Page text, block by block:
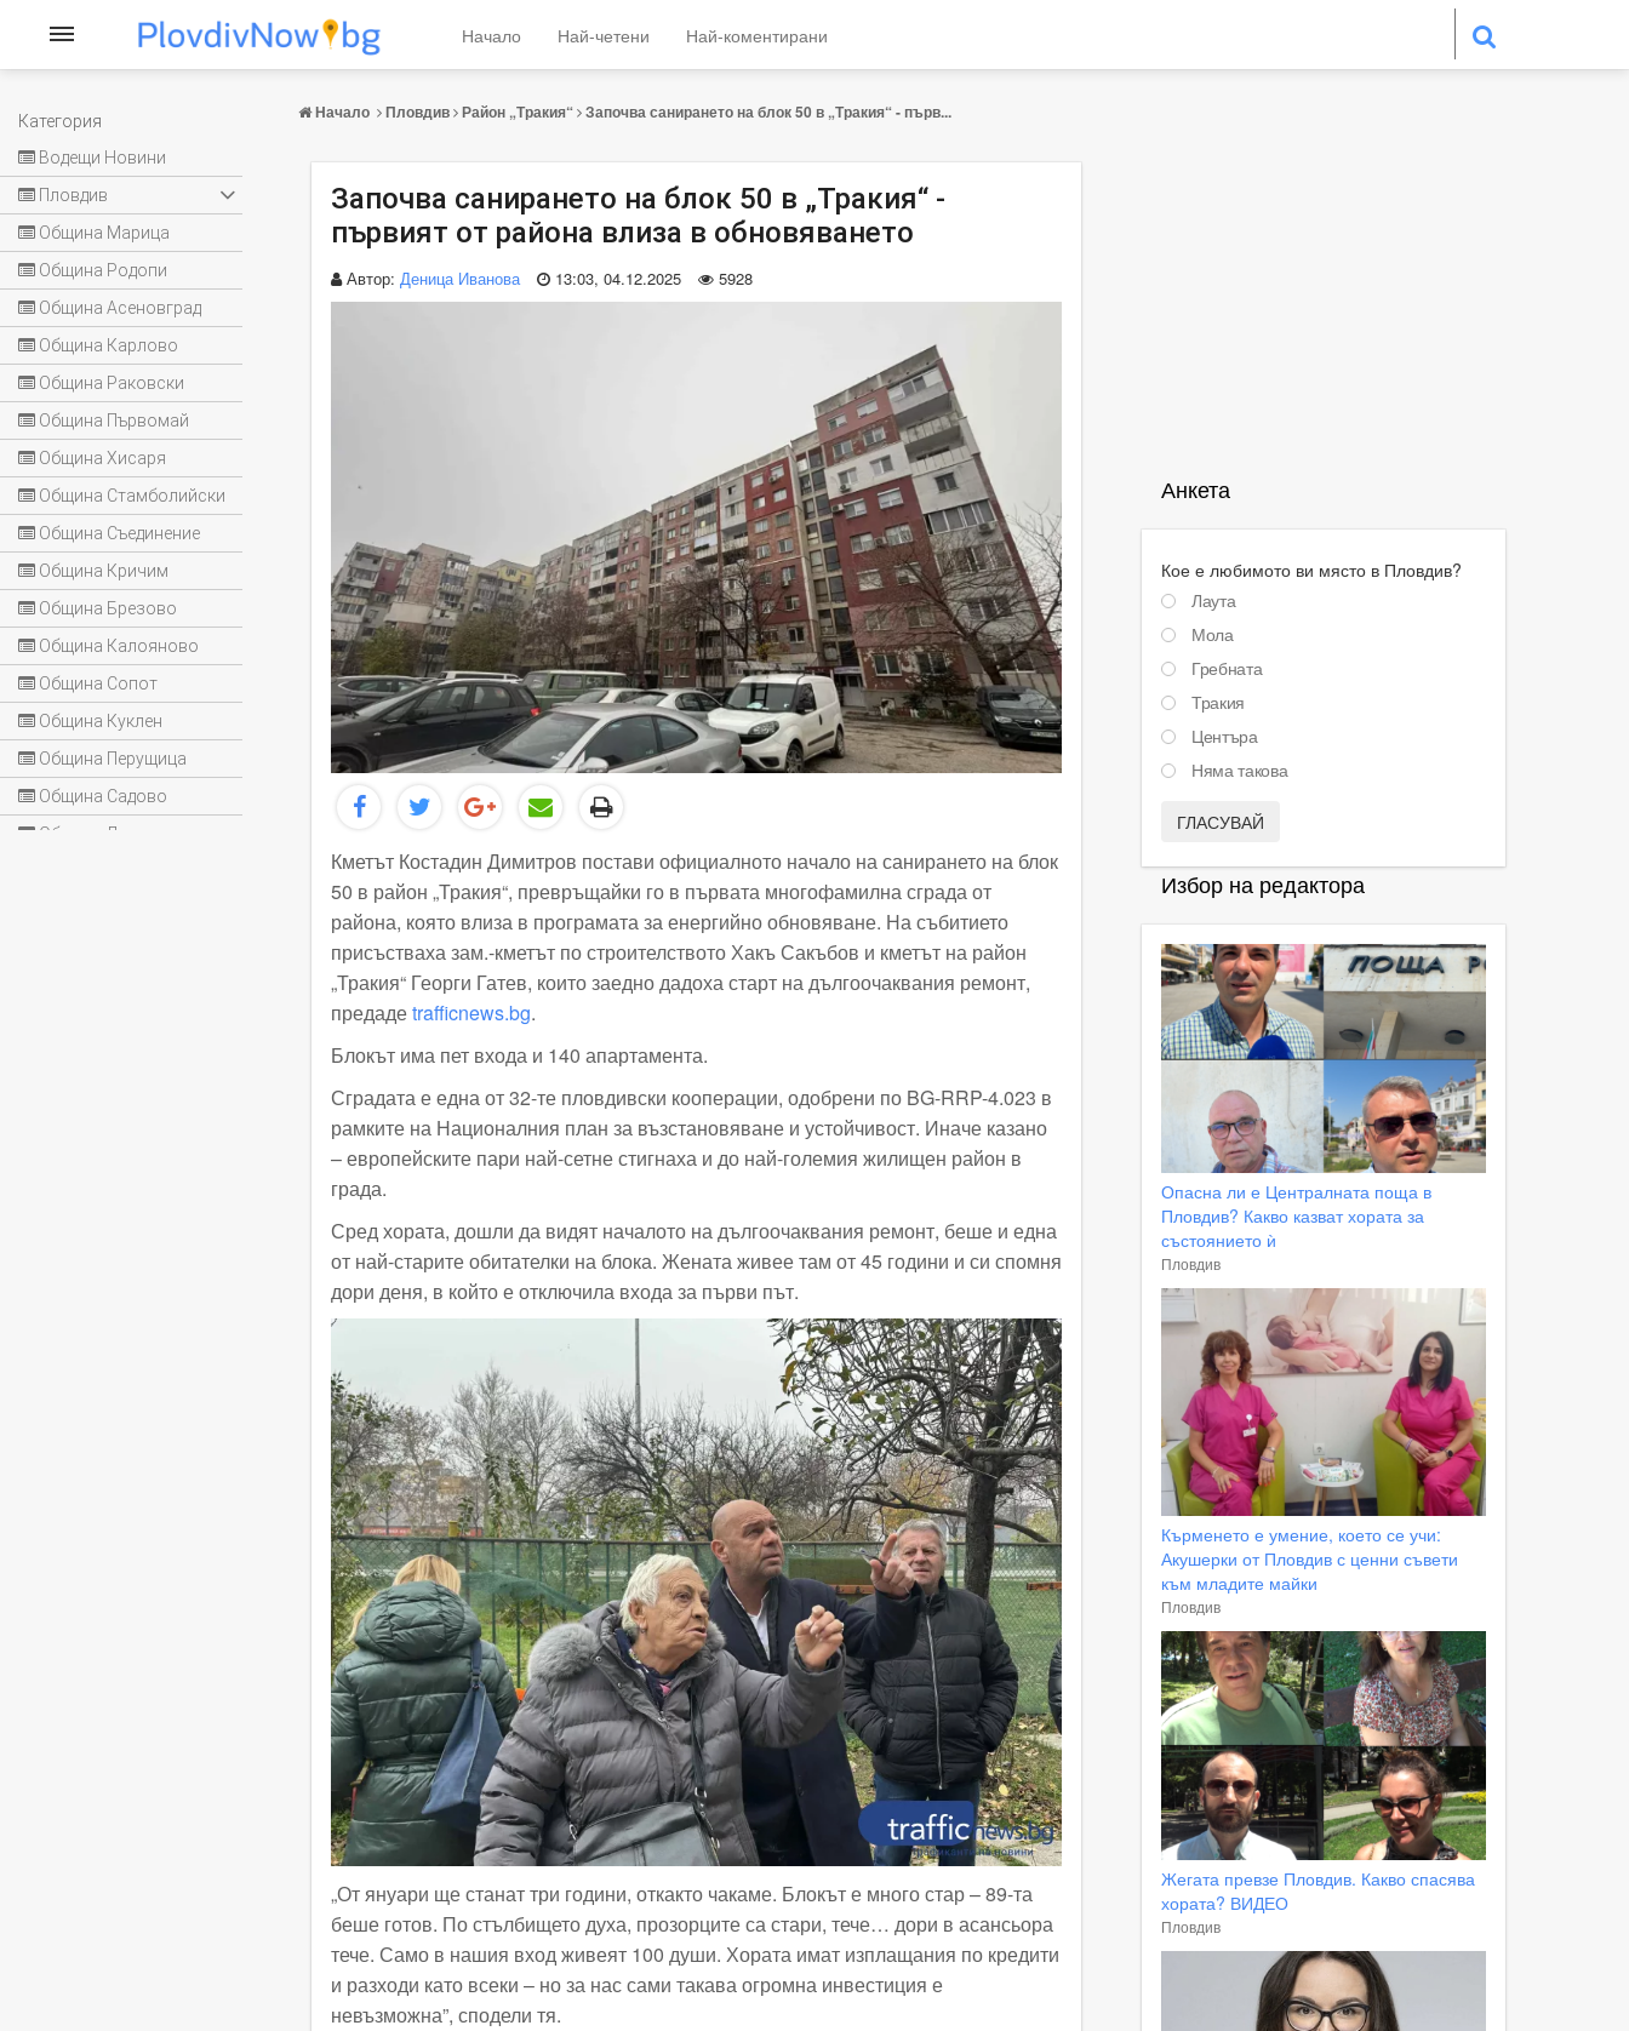
Категория
Водещи Новини
Пловдив
Община Марица
Община Родопи
Община Асеновград
Община Карлово
Община Раковски
Община Първомай
Община Хисаря
Община Стамболийски
Община Съединение
Община Кричим
Община Брезово
Община Калояново
Община Сопот
Община Куклен
Община Перущица
Община Садово
Община Лъки
Начало Най-четени Най-коментирани
Начало Пловдив Район „Тракия“ Започва санирането на блок 50 в „Тракия“ - първ...
Започва санирането на блок 50 в „Тракия“ -
първият от района влиза в обновяването
Автор: Деница Иванова 13:03, 04.12.2025 5928
Кметът Костадин Димитров постави официалното начало на санирането на блок
50 в район „Тракия“, превръщайки го в първата многофамилна сграда от
района, която влиза в програмата за енергийно обновяване. На събитието
присъстваха зам.-кметът по строителството Хакъ Сакъбов и кметът на район
„Тракия“ Георги Гатев, които заедно дадоха старт на дългоочаквания ремонт,
предадеtrafficnews.bg.
Блокът има пет входа и 140 апартамента.
Сградата е една от 32-те пловдивски кооперации, одобрени по BG-RRP-4.023 в
рамките на Националния план за възстановяване и устойчивост. Иначе казано
– европейските пари най-сетне стигнаха и до най-големия жилищен район в
града.
Сред хората, дошли да видят началото на дългоочаквания ремонт, беше и една
от най-старите обитателки на блока. Жената живее там от 45 години и си спомня
дори деня, в който е отключила входа за първи път.
„От януари ще станат три години, откакто чакаме. Блокът е много стар – 89-та
беше готов. По стълбището духа, прозорците са стари, тече… дори в асансьора
тече. Само в нашия вход живеят 100 души. Хората имат изплащания по кредити
и разходи като всеки – но за нас сами такава огромна инвестиция е
невъзможна”, сподели тя.
Анкета
Кое е любимото ви място в Пловдив?
Лаута
Мола
Гребната
Тракия
Центъра
Няма такова
ГЛАСУВАЙ
Избор на редактора
Опасна ли е Централната поща в
Пловдив? Какво казват хората за
състоянието ѝ
Пловдив
Кърменето е умение, което се учи:
Акушерки от Пловдив с ценни съвети
към младите майки
Пловдив
Жегата превзе Пловдив. Какво спасява
хората? ВИДЕО
Пловдив